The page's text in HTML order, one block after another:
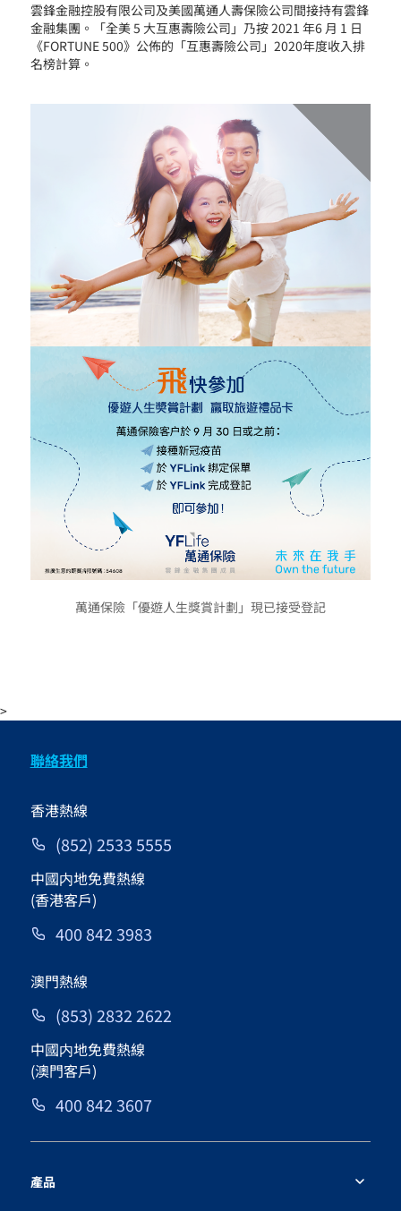
雲鋒金融控股有限公司及美國萬通人壽保險公司間接持有雲鋒
金融集團。「全美 5 大互惠壽險公司」乃按 2021 年6 月 1 日
《FORTUNE 500》公佈的「互惠壽險公司」2020年度收入排
名榜計算。
萬通保險「優遊人生獎賞計劃」現已接受登記
>
聯絡我們
香港熱線
(852) 2533 5555
中國内地免費熱線
(香港客戶)
400 842 3983
澳門熱線
(853) 2832 2622
中國内地免費熱線
(澳門客戶)
400 842 3607
產品